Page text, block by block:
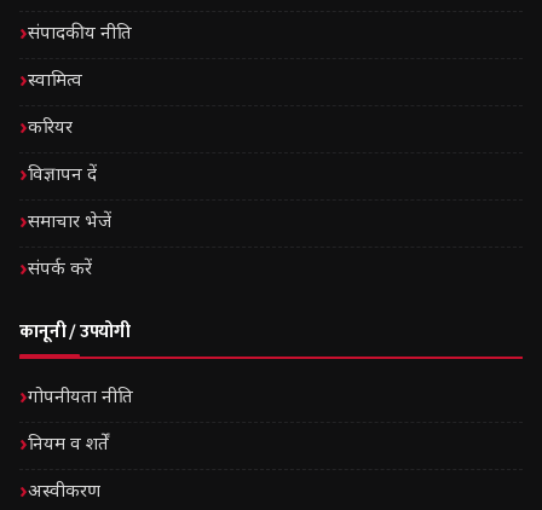
संपादकीय नीति
स्वामित्व
करियर
विज्ञापन दें
समाचार भेजें
संपर्क करें
कानूनी / उपयोगी
गोपनीयता नीति
नियम व शर्तें
अस्वीकरण